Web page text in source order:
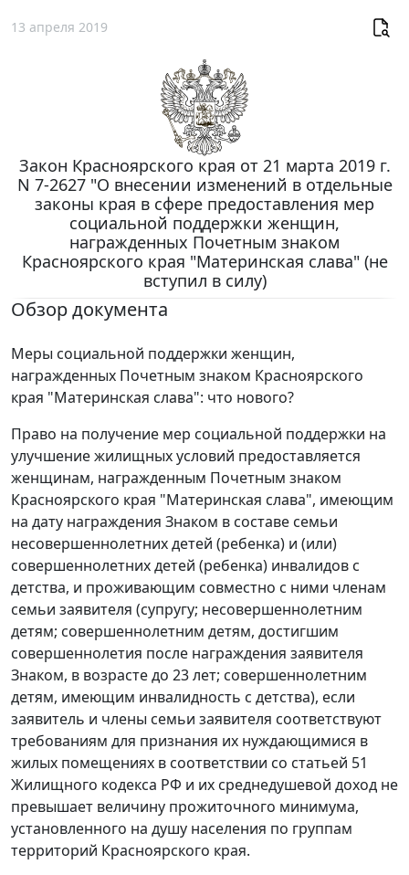
13 апреля 2019
Закон Красноярского края от 21 марта 2019 г.
N 7-2627 "О внесении изменений в отдельные
законы края в сфере предоставления мер
социальной поддержки женщин,
награжденных Почетным знаком
Красноярского края "Материнская слава" (не
вступил в силу)
Обзор документа
Меры социальной поддержки женщин,
награжденных Почетным знаком Красноярского
края "Материнская слава": что нового?
Право на получение мер социальной поддержки на
улучшение жилищных условий предоставляется
женщинам, награжденным Почетным знаком
Красноярского края "Материнская слава", имеющим
на дату награждения Знаком в составе семьи
несовершеннолетних детей (ребенка) и (или)
совершеннолетних детей (ребенка) инвалидов с
детства, и проживающим совместно с ними членам
семьи заявителя (супругу; несовершеннолетним
детям; совершеннолетним детям, достигшим
совершеннолетия после награждения заявителя
Знаком, в возрасте до 23 лет; совершеннолетним
детям, имеющим инвалидность с детства), если
заявитель и члены семьи заявителя соответствуют
требованиям для признания их нуждающимися в
жилых помещениях в соответствии со статьей 51
Жилищного кодекса РФ и их среднедушевой доход не
превышает величину прожиточного минимума,
установленного на душу населения по группам
территорий Красноярского края.